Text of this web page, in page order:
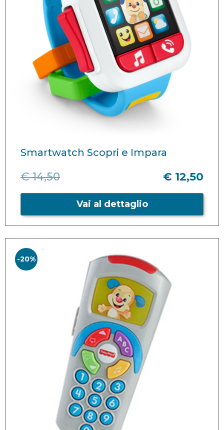
Smartwatch Scopri e Impara
€ 14,50 € 12,50
Vai al dettaglio
-20%